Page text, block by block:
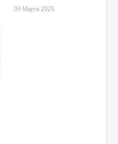
03 Марта 2025